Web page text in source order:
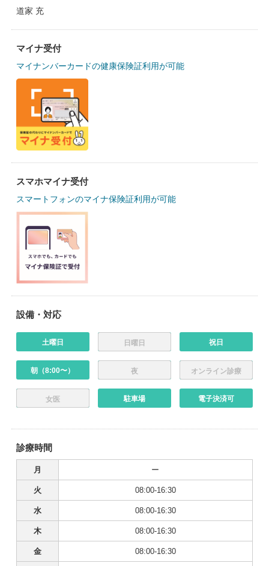
道家 充
マイナ受付
マイナンバーカードの健康保険証利用が可能
スマホマイナ受付
スマートフォンのマイナ保険証利用が可能
設備・対応
土曜日 日曜日 祝日
朝（8:00〜） 夜 オンライン診療
女医 駐車場 電子決済可
診療時間
月 ー
火 08:00-16:30
水 08:00-16:30
木 08:00-16:30
金 08:00-16:30